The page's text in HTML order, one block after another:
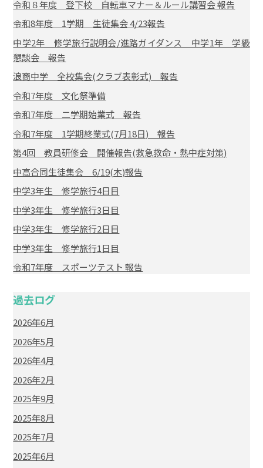
令和８年度 登下校 自転車マナー＆ルール講習会 報告
令和8年度 1学期 生徒集会 4/23報告
中学2年 修学旅行説明会/進路ガイダンス 中学1年 学級
懇談会 報告
浪商中学 全校集会(クラブ表彰式) 報告
令和7年度 文化祭準備
令和7年度 二学期始業式 報告
令和7年度 1学期終業式(7月18日) 報告
第4回 教員研修会 開催報告(救急救命・熱中症対策)
中高合同生徒集会 6/19(木)報告
中学3年生 修学旅行4日目
中学3年生 修学旅行3日目
中学3年生 修学旅行2日目
中学3年生 修学旅行1日目
令和7年度 スポーツテスト 報告
過去ログ
2026年6月
2026年5月
2026年4月
2026年2月
2025年9月
2025年8月
2025年7月
2025年6月